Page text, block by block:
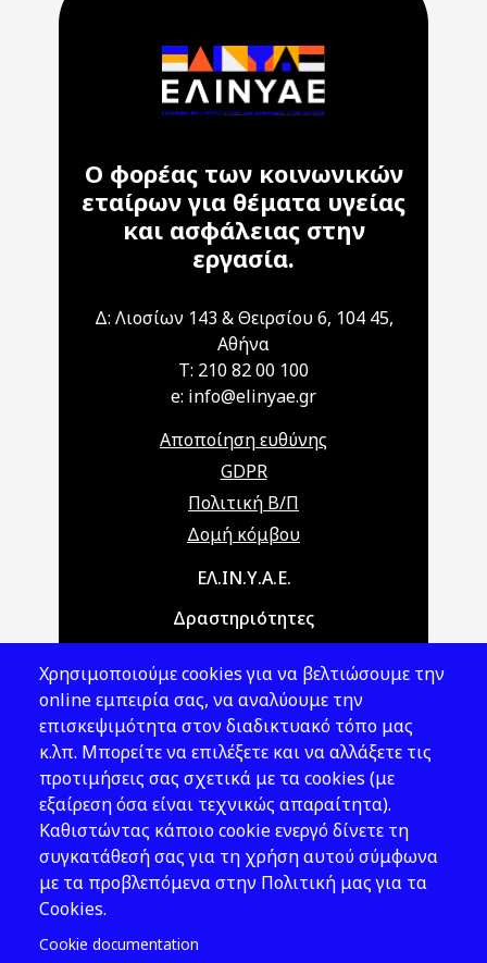
Ο φορέας των κοινωνικών
εταίρων για θέματα υγείας
και ασφάλειας στην
εργασία.
Δ: Λιοσίων 143 & Θειρσίου 6, 104 45,
Αθήνα
T: 210 82 00 100
e: info@elinyae.gr
Αποποίηση ευθύνης
GDPR
Πολιτική Β/Π
Δομή κόμβου
Main navigationΕΛ.ΙΝ.Υ.Α.Ε.
Δραστηριότητες
Νομοθεσία
Εκδόσεις
Νέα - Εκδηλώσεις
Ακολουθήστε μας
Χρησιμοποιούμε cookies για να βελτιώσουμε την
online εμπειρία σας, να αναλύουμε την
επισκεψιμότητα στον διαδικτυακό τόπο μας
κ.λπ. Μπορείτε να επιλέξετε και να αλλάξετε τις
προτιμήσεις σας σχετικά με τα cookies (με
εξαίρεση όσα είναι τεχνικώς απαραίτητα).
Καθιστώντας κάποιο cookie ενεργό δίνετε τη
συγκατάθεσή σας για τη χρήση αυτού σύμφωνα
με τα προβλεπόμενα στην Πολιτική μας για τα
Cookies.
Cookie documentation